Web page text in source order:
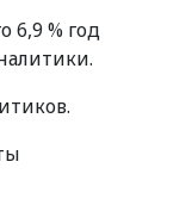
6,9 % год